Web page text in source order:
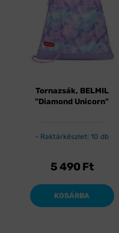
Tornazsák, BELMIL
"Diamond Unicorn"
Raktárkészlet: 10 db
5 490 Ft
KOSÁRBA